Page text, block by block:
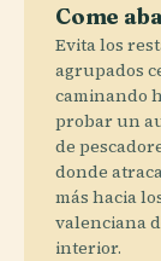
Come
Evita los
agrupados
caminando
probar un
de
donde
más hacia
valenciana
interior.